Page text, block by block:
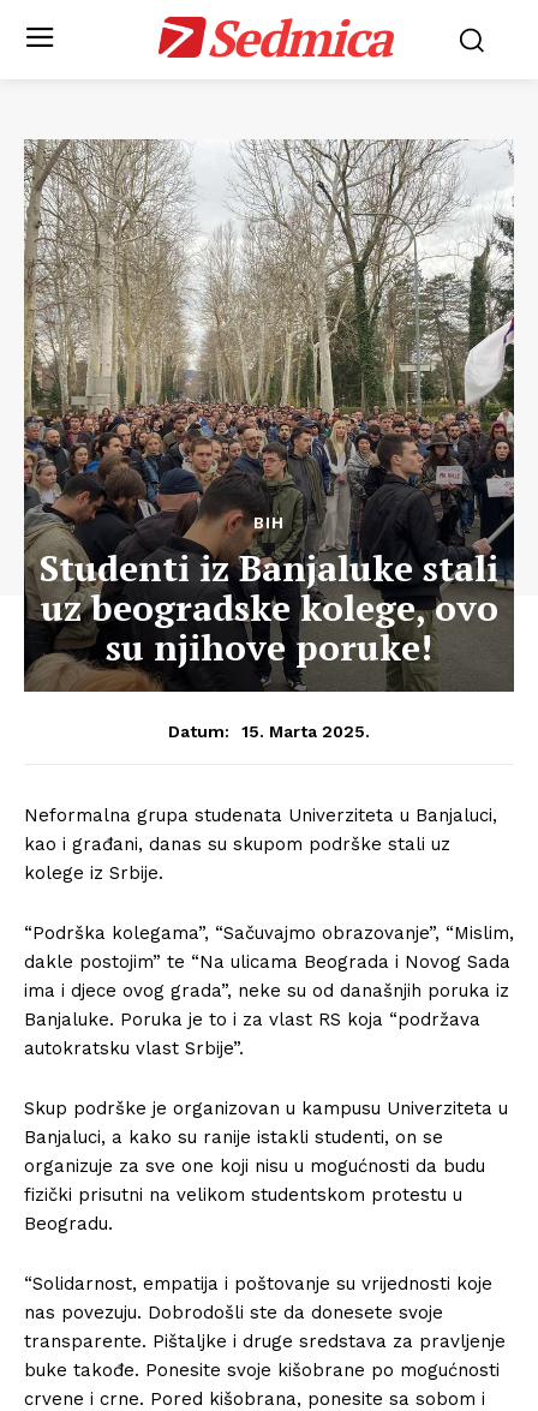
Sedmica
BIH
Studenti iz Banjaluke stali
uz beogradske kolege, ovo
su njihove poruke!
Datum: 15. Marta 2025.
Neformalna grupa studenata Univerziteta u Banjaluci,
kao i građani, danas su skupom podrške stali uz
kolege iz Srbije.
“Podrška kolegama”, “Sačuvajmo obrazovanje”, “Mislim,
dakle postojim” te “Na ulicama Beograda i Novog Sada
ima i djece ovog grada”, neke su od današnjih poruka iz
Banjaluke. Poruka je to i za vlast RS koja “podržava
autokratsku vlast Srbije”.
Skup podrške je organizovan u kampusu Univerziteta u
Banjaluci, a kako su ranije istakli studenti, on se
organizuje za sve one koji nisu u mogućnosti da budu
fizički prisutni na velikom studentskom protestu u
Beogradu.
“Solidarnost, empatija i poštovanje su vrijednosti koje
nas povezuju. Dobrodošli ste da donesete svoje
transparente. Pištaljke i druge sredstava za pravljenje
buke takođe. Ponesite svoje kišobrane po mogućnosti
crvene i crne. Pored kišobrana, ponesite sa sobom i